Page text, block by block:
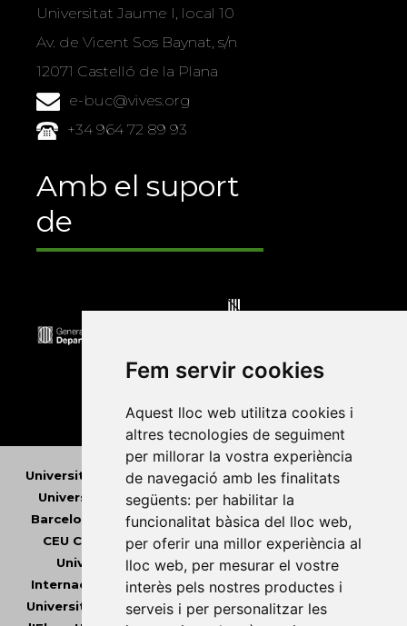
Fem servir cookies
Aquest lloc web utilitza cookies i
altres tecnologies de seguiment
per millorar la vostra experiència
de navegació amb les finalitats
següents: per habilitar la
funcionalitat bàsica del lloc web,
per oferir una millor experiència al
lloc web, per mesurar el vostre
interès pels nostres productes i
serveis i per personalitzar les
Universitat Jaume I, local 10
Av. de Vicent Sos Baynat, s/n
12071 Castelló de la Plana
e-buc@vives.org
+34 964 72 89 93
Amb el suport
de
Universitat Abat Oliba CEU•Universitat d'Alacant
Universitat d'Andorra•Universitat Autònoma de
Barcelona
Universitat de Barcelona•Universitat
CEU Cardenal Herrera•Universitat de Girona •
Universitat de les Illes Balears• Universitat
Internacional de Catalunya•Universitat Jaume I
Universitat de Lleida• Universitat Miguel Hernández